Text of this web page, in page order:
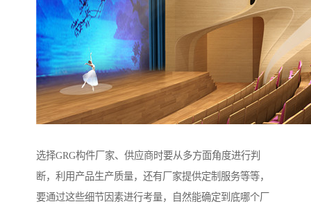
选择GRG构件厂家、供应商时要从多方面角度进行判
断，利用产品生产质量，还有厂家提供定制服务等等，
要通过这些细节因素进行考量，自然能确定到底哪个厂